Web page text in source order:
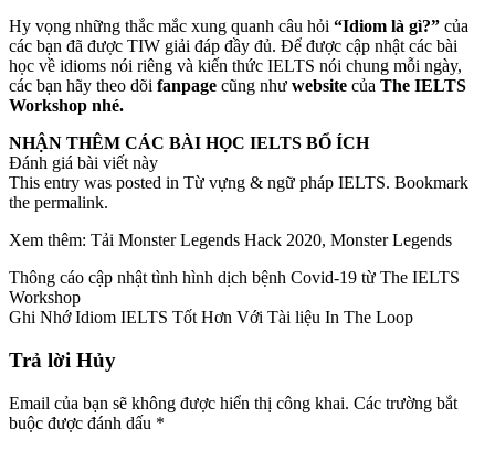
Hy vọng những thắc mắc xung quanh câu hỏi “Idiom là gì?” của
các bạn đã được TIW giải đáp đầy đủ. Để được cập nhật các bài
học về idioms nói riêng và kiến thức IELTS nói chung mỗi ngày,
các bạn hãy theo dõi fanpage cũng như website của The IELTS
Workshop nhé.
NHẬN THÊM CÁC BÀI HỌC IELTS BỔ ÍCH
Đánh giá bài viết này
This entry was posted in Từ vựng & ngữ pháp IELTS. Bookmark
the permalink.
Xem thêm: Tải Monster Legends Hack 2020, Monster Legends
Thông cáo cập nhật tình hình dịch bệnh Covid-19 từ The IELTS
Workshop
Ghi Nhớ Idiom IELTS Tốt Hơn Với Tài liệu In The Loop
Trả lời Hủy
Email của bạn sẽ không được hiển thị công khai. Các trường bắt
buộc được đánh dấu *